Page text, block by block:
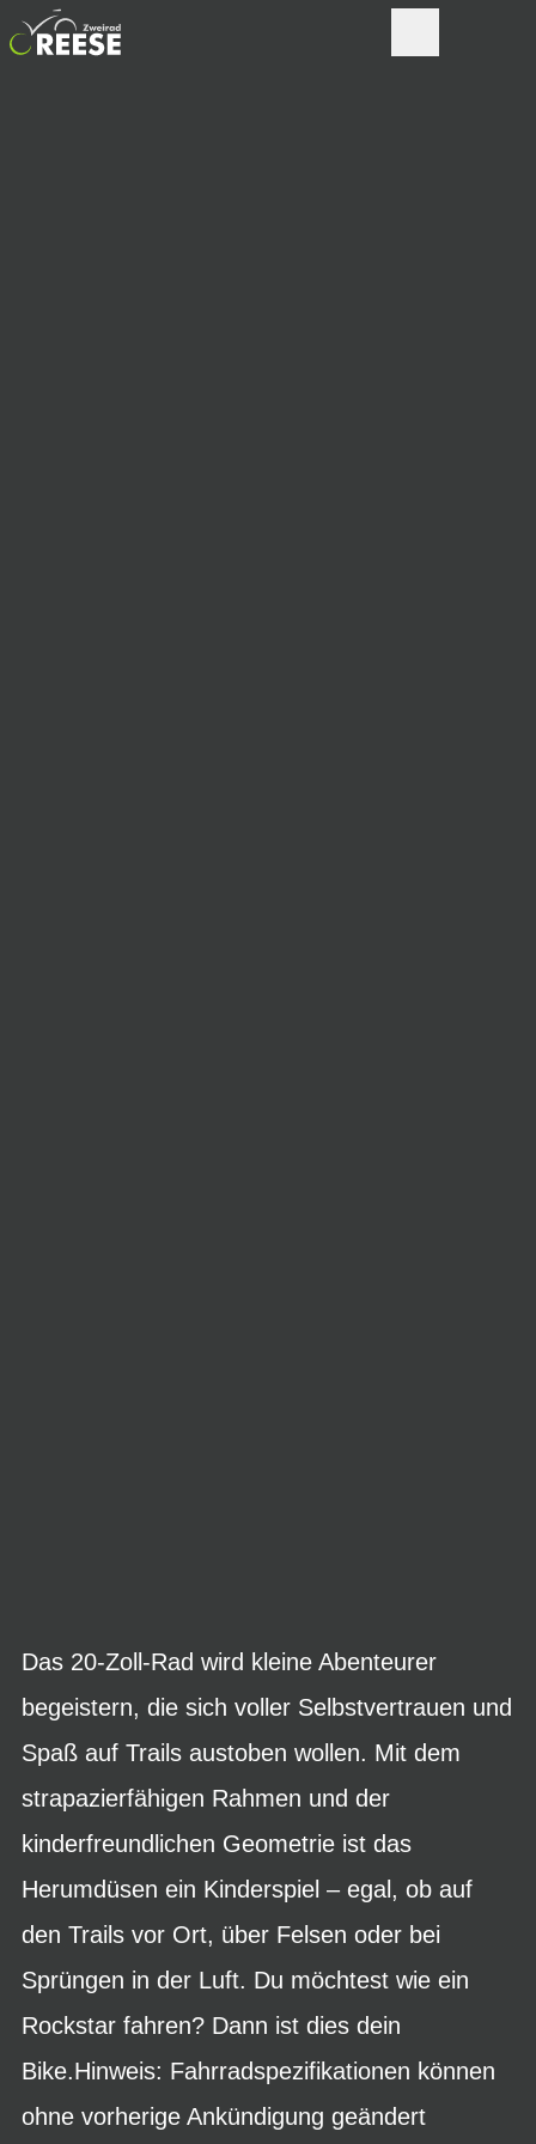
Das 20-Zoll-Rad wird kleine Abenteurer
begeistern, die sich voller Selbstvertrauen und
Spaß auf Trails austoben wollen. Mit dem
strapazierfähigen Rahmen und der
kinderfreundlichen Geometrie ist das
Herumdüsen ein Kinderspiel – egal, ob auf
den Trails vor Ort, über Felsen oder bei
Sprüngen in der Luft. Du möchtest wie ein
Rockstar fahren? Dann ist dies dein
Bike.Hinweis: Fahrradspezifikationen können
ohne vorherige Ankündigung geändert